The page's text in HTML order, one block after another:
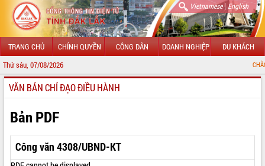
Vietnamese| English
TRANG CHỦ CHÍNH QUYỀN CÔNG DÂN DOANH NGHIỆP DU KHÁCH
Thứ sáu, 07/08/2026 CHÀO MỪNG
GIỚI THIỆU
LÃNH ĐẠO UBND TỈNH
TIN TỨC SỰ KIỆN
SỞ, BAN, NGÀNH
VĂN BẢN CHỈ ĐẠO ĐIỀU HÀNH
Bản PDF
Công văn 4308/UBND-KT